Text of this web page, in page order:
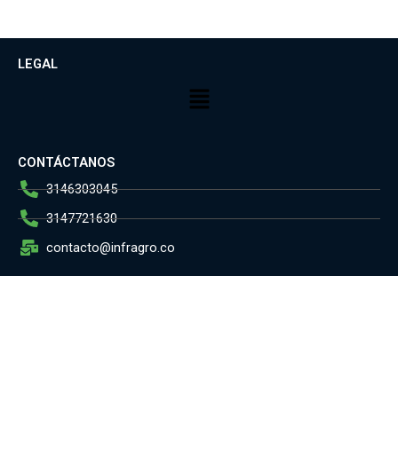
LEGAL
Menú
CONTÁCTANOS
3146303045
3147721630
contacto@infragro.co